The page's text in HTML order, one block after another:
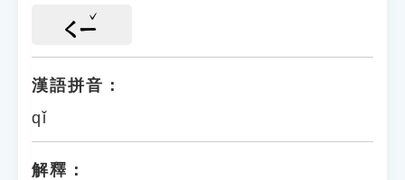
ㄑㄧ
漢語拼音：
qǐ
解釋：